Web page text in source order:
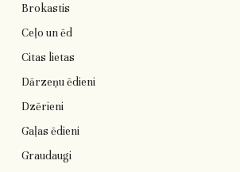
Brokastis
Ceļo un ēd
Citas lietas
Dārzeņu ēdieni
Dzērieni
Gaļas ēdieni
Graudaugi